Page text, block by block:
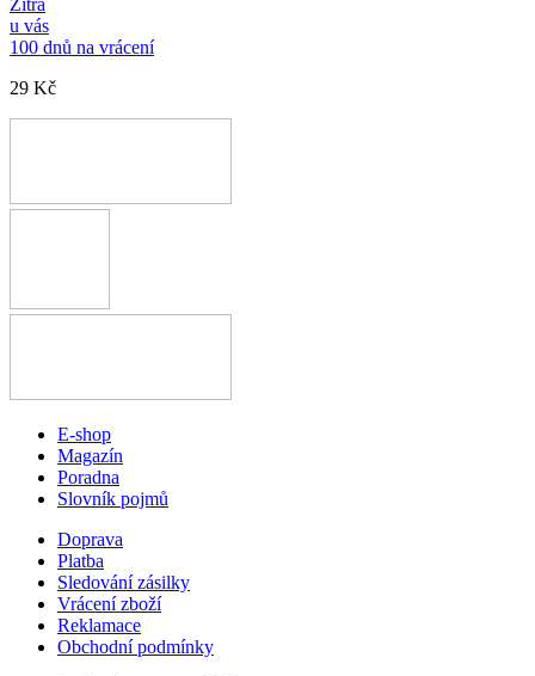
Zítra
u vás
100 dnů na vrácení
29 Kč
E-shop
Magazín
Poradna
Slovník pojmů
Doprava
Platba
Sledování zásilky
Vrácení zboží
Reklamace
Obchodní podmínky